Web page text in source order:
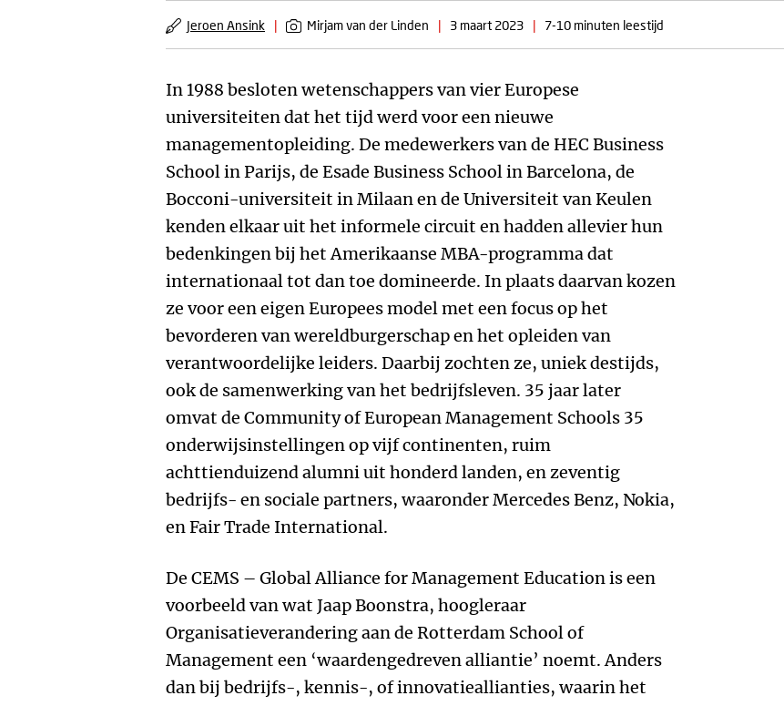
Jeroen Ansink | Mirjam van der Linden | 3 maart 2023 | 7-10 minuten leestijd
In 1988 besloten wetenschappers van vier Europese
universiteiten dat het tijd werd voor een nieuwe
managementopleiding. De medewerkers van de HEC Business
School in Parijs, de Esade Business School in Barcelona, de
Bocconi-universiteit in Milaan en de Universiteit van Keulen
kenden elkaar uit het informele circuit en hadden allevier hun
bedenkingen bij het Amerikaanse MBA-programma dat
internationaal tot dan toe domineerde. In plaats daarvan kozen
ze voor een eigen Europees model met een focus op het
bevorderen van wereldburgerschap en het opleiden van
verantwoordelijke leiders. Daarbij zochten ze, uniek destijds,
ook de samenwerking van het bedrijfsleven. 35 jaar later
omvat de Community of European Management Schools 35
onderwijsinstellingen op vijf continenten, ruim
achttienduizend alumni uit honderd landen, en zeventig
bedrijfs- en sociale partners, waaronder Mercedes Benz, Nokia,
en Fair Trade International.
De CEMS – Global Alliance for Management Education is een
voorbeeld van wat Jaap Boonstra, hoogleraar
Organisatieverandering aan de Rotterdam School of
Management een ‘waardengedreven alliantie’ noemt. Anders
dan bij bedrijfs-, kennis-, of innovatieallianties, waarin het